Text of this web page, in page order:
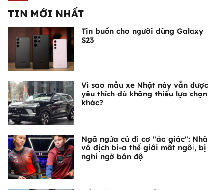
TIN MỚI NHẤT
Tin buồn cho người dùng Galaxy
S23
Vì sao mẫu xe Nhật này vẫn được
yêu thích dù không thiếu lựa chọn
khác?
Ngã ngửa cú đi cơ "ảo giác": Nhà
vô địch bi-a thế giới mất ngôi, bị
nghi ngờ bán độ